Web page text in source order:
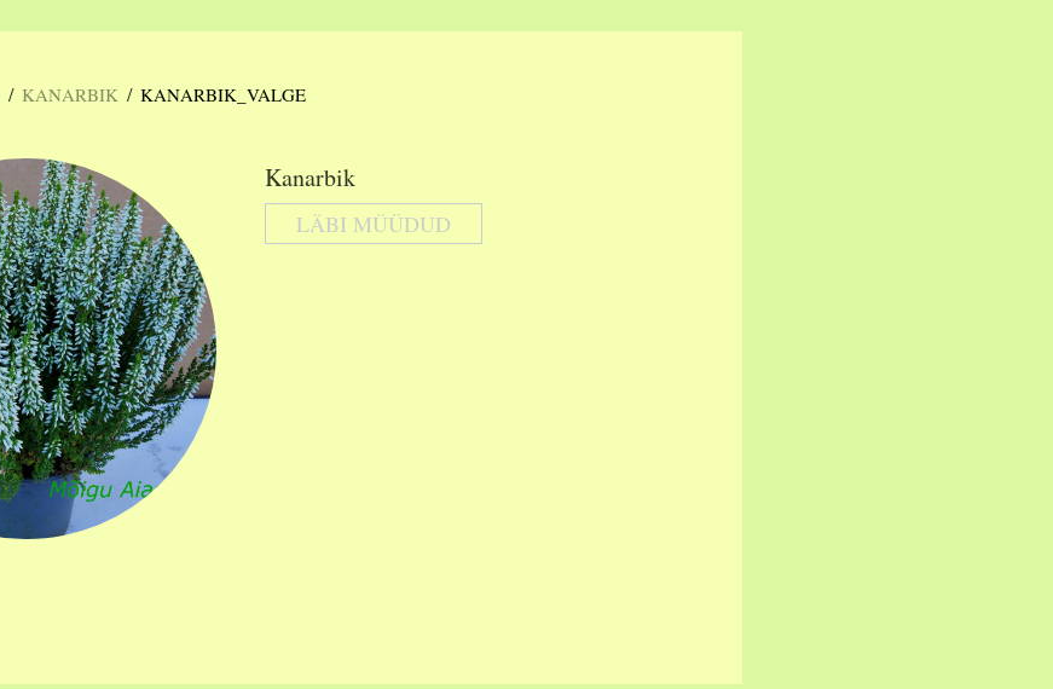
/ KANARBIK / KANARBIK_VALGE
Kanarbik
LÄBI MÜÜDUD